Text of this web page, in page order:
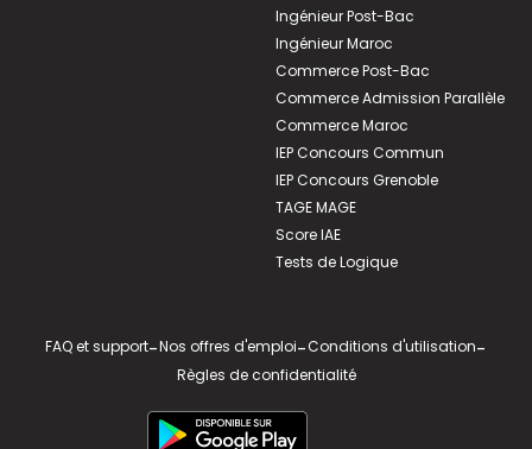
Ingénieur Post-Bac
Ingénieur Maroc
Commerce Post-Bac
Commerce Admission Parallèle
Commerce Maroc
IEP Concours Commun
IEP Concours Grenoble
TAGE MAGE
Score IAE
Tests de Logique
FAQ et support-Nos offres d'emploi-Conditions d'utilisation-
Règles de confidentialité